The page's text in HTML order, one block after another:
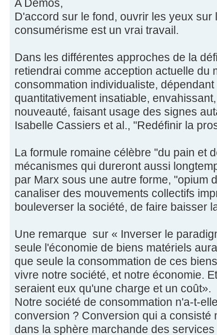
A Demos,
D'accord sur le fond, ouvrir les yeux sur
consumérisme est un vrai travail.
Dans les différentes approches de la
retiendrai comme acception actuelle du
consommation individualiste,
quantitativement insatiable,
nouveauté, faisant usage des signes
Isabelle Cassiers et al., "Redéfinir la
La formule romaine célèbre ''du pain et
mécanismes qui dureront aussi
par Marx sous une autre forme, "opium
canaliser des mouvements collectifs
bouleverser la société, de faire baisser
Une remarque sur « Inverser le
seule l'économie de biens matériels
que seule la consommation de ces
vivre notre société, et notre économie.
seraient eux qu'une charge et un coût».
Notre société de consommation n'a-t-
conversion ? Conversion qui a consisté
dans la sphère marchande des